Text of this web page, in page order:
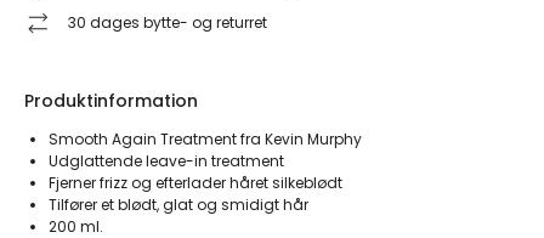
30 dages bytte- og returret
Produktinformation
Smooth Again Treatment fra Kevin Murphy
Udglattende leave-in treatment
Fjerner frizz og efterlader håret silkeblødt
Tilfører et blødt, glat og smidigt hår
200 ml.